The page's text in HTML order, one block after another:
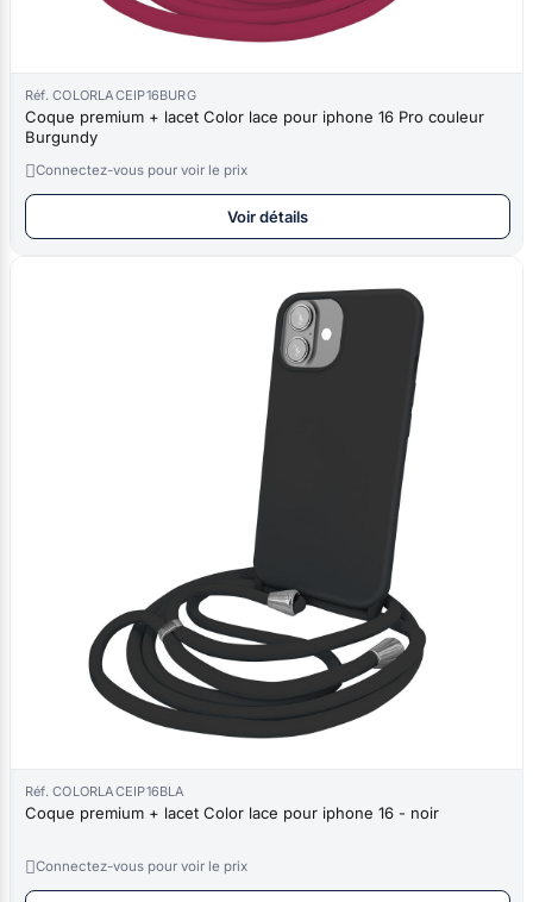
Réf. COLORLACEIP16BURG
Coque premium + lacet Color lace pour iphone 16 Pro couleur
Burgundy
Connectez-vous pour voir le prix
Voir détails
Réf. COLORLACEIP16BLA
Coque premium + lacet Color lace pour iphone 16 - noir
Connectez-vous pour voir le prix